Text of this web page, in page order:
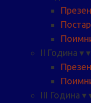
II Година ▾ ▾
III Година ▾